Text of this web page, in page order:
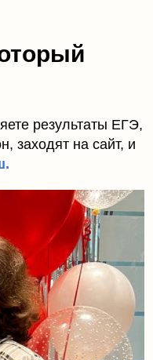
результаты ЕГЭ,
заходят на сайт, и